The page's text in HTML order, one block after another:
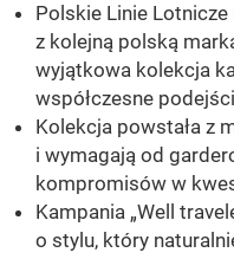
Polskie Linie Lotnicze
z kolejną polską
wyjątkowa kolekcja
współczesne
Kolekcja powstała z
i wymagają od
kompromisów w
Kampania „Well
o stylu, który